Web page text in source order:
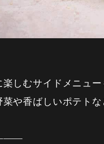
しむサイドメニュー
や香ばしいポテト